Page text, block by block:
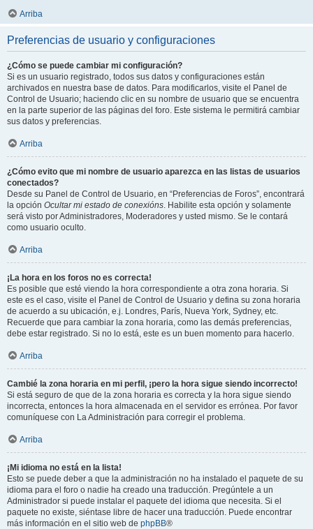
Arriba
Preferencias de usuario y configuraciones
¿Cómo se puede cambiar mi configuración?
Si es un usuario registrado, todos sus datos y configuraciones están
archivados en nuestra base de datos. Para modificarlos, visite el Panel de
Control de Usuario; haciendo clic en su nombre de usuario que se encuentra
en la parte superior de las páginas del foro. Este sistema le permitirá cambiar
sus datos y preferencias.
Arriba
¿Cómo evito que mi nombre de usuario aparezca en las listas de usuarios
conectados?
Desde su Panel de Control de Usuario, en “Preferencias de Foros”, encontrará
la opción Ocultar mi estado de conexións. Habilite esta opción y solamente
será visto por Administradores, Moderadores y usted mismo. Se le contará
como usuario oculto.
Arriba
¡La hora en los foros no es correcta!
Es posible que esté viendo la hora correspondiente a otra zona horaria. Si
este es el caso, visite el Panel de Control de Usuario y defina su zona horaria
de acuerdo a su ubicación, e.j. Londres, París, Nueva York, Sydney, etc.
Recuerde que para cambiar la zona horaria, como las demás preferencias,
debe estar registrado. Si no lo está, este es un buen momento para hacerlo.
Arriba
Cambié la zona horaria en mi perfil, ¡pero la hora sigue siendo incorrecto!
Si está seguro de que de la zona horaria es correcta y la hora sigue siendo
incorrecta, entonces la hora almacenada en el servidor es errónea. Por favor
comuníquese con La Administración para corregir el problema.
Arriba
¡Mi idioma no está en la lista!
Esto se puede deber a que la administración no ha instalado el paquete de su
idioma para el foro o nadie ha creado una traducción. Pregúntele a un
Administrador si puede instalar el paquete del idioma que necesita. Si el
paquete no existe, siéntase libre de hacer una traducción. Puede encontrar
más información en el sitio web de phpBB®